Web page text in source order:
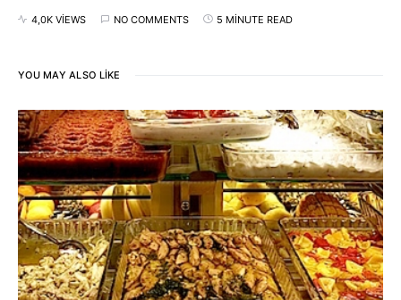
4,0K VIEWS NO COMMENTS 5 MINUTE READ
YOU MAY ALSO LIKE